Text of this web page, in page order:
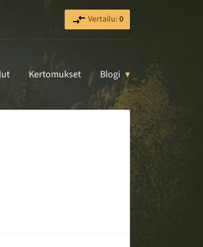
Vertailu:0
Kertomukset Blogi